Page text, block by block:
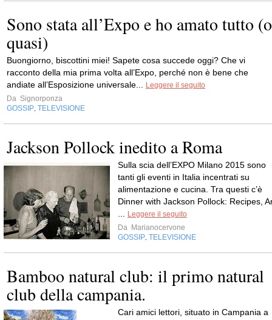
Sono stata all’Expo e ho amato tutto (o
quasi)
Buongiorno, biscottini miei! Sapete cosa succede oggi? Che vi
racconto della mia prima volta all’Expo, perché non è bene che
andiate all’Esposizione universale...
Leggere il seguito
Da Signorponza
GOSSIP TELEVISIONE
Jackson Pollock inedito a Roma
Sulla scia dell’EXPO Milano 2015 sono
tanti gli eventi in Italia incentrati su
alimentazione e cucina. Tra questi c’è
Dinner with Jackson Pollock: Recipes,
Leggere il seguito
Da Marianocervone
GOSSIP TELEVISIONE
Bamboo natural club: il primo natural
club della campania.
Cari amici lettori, situato in Campania a